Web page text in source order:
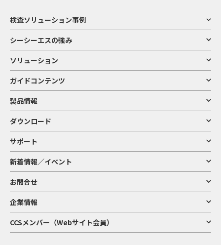
検査ソリューション事例
シーシーエスの強み
ソリューション
ガイドコンテンツ
製品情報
ダウンロード
サポート
新着情報／イベント
お問合せ
企業情報
CCSメンバー（Webサイト会員）